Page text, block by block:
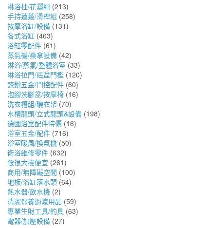
淋浴柱/花灑組 (213)
手持蓮蓬/滑桿組 (258)
按摩浴缸/設備 (131)
各式浴缸 (463)
浴缸零配件 (61)
蒸氣機/桑拿設備 (42)
淋浴/蒸氣/整體浴室 (33)
淋浴拉門/底盆門檻 (120)
鉸鏈五金/門控配件 (60)
泡腳洗腳盆/按摩椅 (16)
洗衣槽組/曬衣架 (70)
水槽龍頭/立式龍頭&設備 (198)
德國浴室配件特價 (16)
浴室五金/配件 (716)
浴室暖風/換氣機 (50)
衛浴維修零件 (632)
殺很大撿便宜 (261)
商用/無障礙空間 (100)
地板/浴缸落水頭 (64)
熱水器/飲水機 (2)
清潔保養過濾用品 (59)
專業生財工具/釣具 (63)
電器/加壓設備 (27)